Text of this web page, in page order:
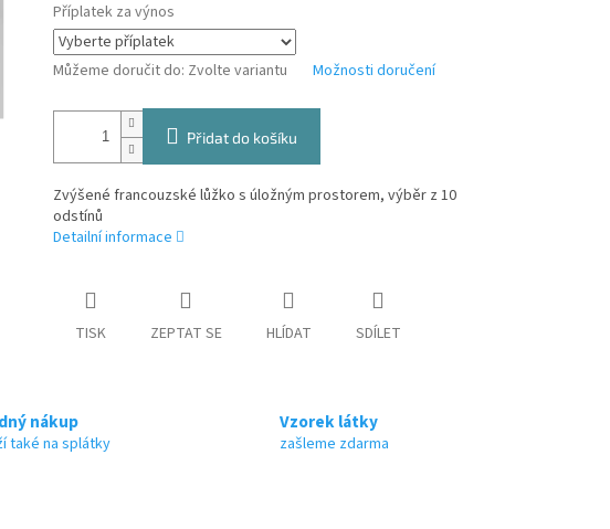
Příplatek za výnos
Můžeme doručit do: Zvolte variantu Možnosti doručení
Přidat do košíku
Zvýšené francouzské lůžko s úložným prostorem, výběr z 10
odstínů
Detailní informace
TISK ZEPTAT SE HLÍDAT SDÍLET
nákup
také na splátky
Vzorek látky
zašleme zdarma